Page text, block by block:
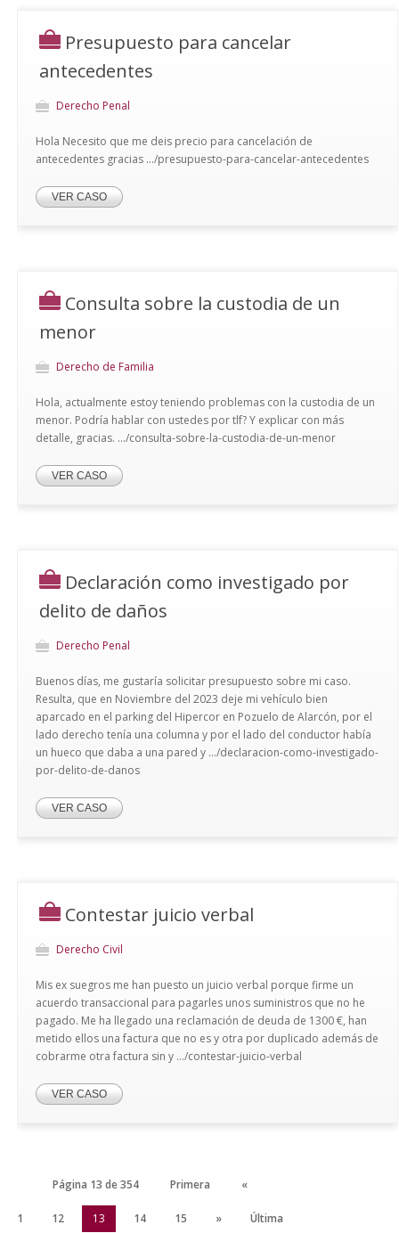
Presupuesto para cancelar
antecedentes
Derecho Penal
Hola Necesito que me deis precio para cancelación de
antecedentes gracias .../presupuesto-para-cancelar-antecedentes
VER CASO
Consulta sobre la custodia de un
menor
Derecho de Familia
Hola, actualmente estoy teniendo problemas con la custodia de un
menor. Podría hablar con ustedes por tlf? Y explicar con más
detalle, gracias. .../consulta-sobre-la-custodia-de-un-menor
VER CASO
Declaración como investigado por
delito de daños
Derecho Penal
Buenos días, me gustaría solicitar presupuesto sobre mi caso.
Resulta, que en Noviembre del 2023 deje mi vehículo bien
aparcado en el parking del Hipercor en Pozuelo de Alarcón, por el
lado derecho tenía una columna y por el lado del conductor había
un hueco que daba a una pared y .../declaracion-como-investigado-
por-delito-de-danos
VER CASO
Contestar juicio verbal
Derecho Civil
Mis ex suegros me han puesto un juicio verbal porque firme un
acuerdo transaccional para pagarles unos suministros que no he
pagado. Me ha llegado una reclamación de deuda de 1300 €, han
metido ellos una factura que no es y otra por duplicado además de
cobrarme otra factura sin y .../contestar-juicio-verbal
VER CASO
Página 13 de 354 Primera «
11 12 13 14 15 » Última